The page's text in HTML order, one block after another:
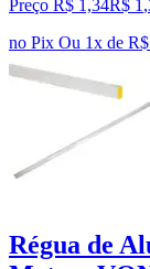
Preço R$ 1,34R$ 1 ,
no Pix Ou 1x de
Régua de